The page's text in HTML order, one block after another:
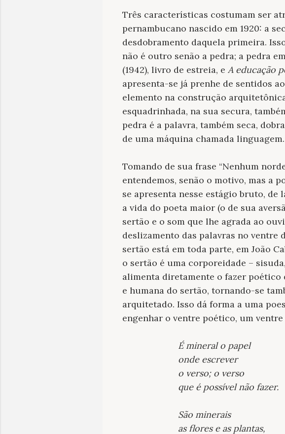
Três características costumam ser
pernambucano nascido em 1920: a
desdobramento daquela primeira.
não é outro senão a pedra; a pedra
(1942), livro de estreia, e A educação
apresenta-se já prenhe de sentidos
elemento na construção
esquadrinhada, na sua secura,
pedra é a palavra, também seca,
de uma máquina chamada linguagem.
Tomando de sua frase “Nenhum
entendemos, senão o motivo, mas a
se apresenta nesse estágio bruto, de
a vida do poeta maior (o de sua
sertão e o som que lhe agrada ao
deslizamento das palavras no ventre
sertão está em toda parte, em João
o sertão é uma corporeidade –
alimenta diretamente o fazer
e humana do sertão, tornando-se
arquitetado. Isso dá forma a uma
engenhar o ventre poético, um
É mineral o papel
onde escrever
o verso; o verso
que é possível não fazer.
São minerais
as flores e as plantas,